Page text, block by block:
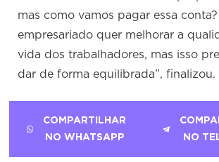
mas como vamos pagar essa
empresariado quer melhorar a
vida dos trabalhadores, mas isso
dar de forma equilibrada”, finalizou.
COMPARTILHAR
NO WHATSAPP
NO